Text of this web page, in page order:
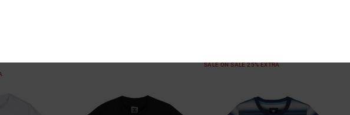
SALE ON SALE 25% EXTRA